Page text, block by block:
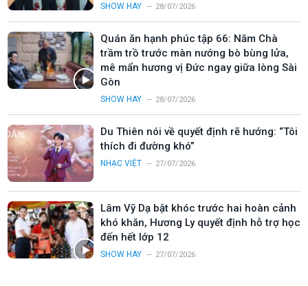
SHOW HAY 28/07/2026
Quán ăn hạnh phúc tập 66: Năm Chà
trầm trồ trước màn nướng bò bùng lửa,
mê mẩn hương vị Đức ngay giữa lòng Sài
Gòn
SHOW HAY 28/07/2026
Du Thiên nói về quyết định rẽ hướng: “Tôi
thích đi đường khó”
NHẠC VIỆT 27/07/2026
Lâm Vỹ Dạ bật khóc trước hai hoàn cảnh
khó khăn, Hương Ly quyết định hỗ trợ học
đến hết lớp 12
SHOW HAY 27/07/2026